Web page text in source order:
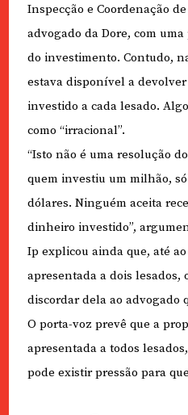
Inspecção e Coordenação
advogado da Dore, com
do investimento. Contudo,
estava disponível a
investido a cada lesado.
como “irracional”.
“Isto não é uma resolução
quem investiu um milhão,
dólares. Ninguém aceita
dinheiro investido”,
Ip explicou ainda que, até
apresentada a dois lesados,
discordar dela ao advogado
O porta-voz prevê que a
apresentada a todos
pode existir pressão para